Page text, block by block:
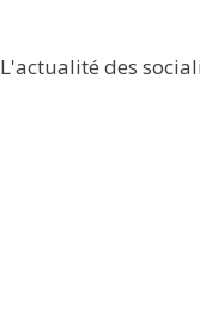
L'actualité des